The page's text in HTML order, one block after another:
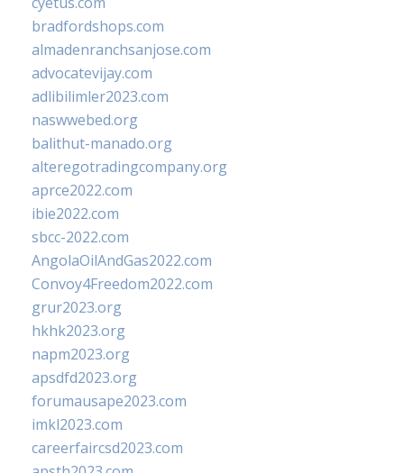
bradfordshops.com
almadenranchsanjose.com
advocatevijay.com
adlibilimler2023.com
naswwebed.org
balithut-manado.org
alteregotradingcompany.org
aprce2022.com
ibie2022.com
sbcc-2022.com
AngolaOilAndGas2022.com
Convoy4Freedom2022.com
grur2023.org
hkhk2023.org
napm2023.org
apsdfd2023.org
forumausape2023.com
imkl2023.com
careerfaircsd2023.com